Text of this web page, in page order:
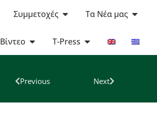
Συμμετοχές Τα Νέα μας
Βίντεο T-Press
Previous Next